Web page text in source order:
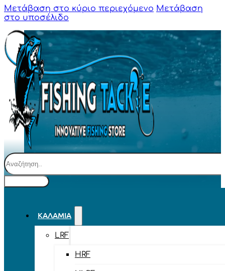
Μετάβαση στο κύριο περιεχόμενο Μετάβαση
στο υποσέλιδο
Αναζήτηση
ΚΑΛΆΜΙΑ
LRF
HRF